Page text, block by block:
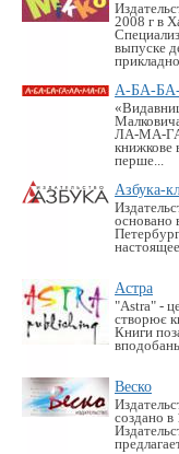
2008 г в
выпуске
А-БА-
ЛА-МА-
книжкове
перше...
Азбука-
основано
Астра
"Astra" -
створює
Книги
Веско
создано в